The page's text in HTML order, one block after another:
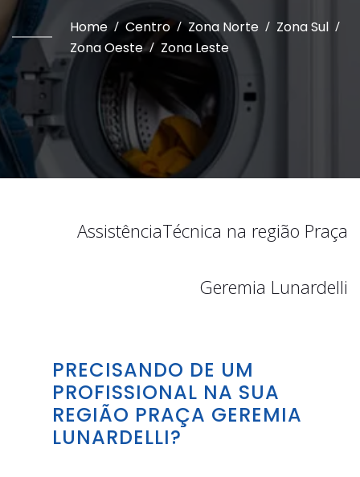
Home / Centro / Zona Norte / Zona Sul /
Zona Oeste / Zona Leste
AssistênciaTécnica na região Praça
Geremia Lunardelli
PRECISANDO DE UM
PROFISSIONAL NA SUA
REGIÃO PRAÇA GEREMIA
LUNARDELLI?